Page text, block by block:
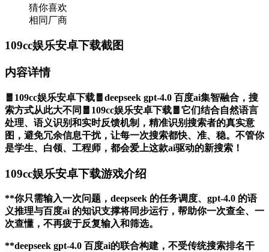
猜你喜欢
相同厂商
109cc娱乐安卓下载截图
内容详情
🧧109cc娱乐安卓下载🧧deepseek gpt-4.0 百度ai集智融合，搜
索方式从此大不同🧧109cc娱乐安卓下载🧧它们结合自然语言
处理、语义识别和实时反馈机制，精准识别搜索者的真实意
图，避免冗余信息干扰，让每一次搜索都快、准、稳。不管你
是学生、白领、工程师，都会爱上这款ai驱动的新搜索！
109cc娱乐安卓下载游戏介绍
**你只需输入一次问题，deepseek 的任务调度、gpt-4.0 的语
义推理与百度ai 的知识支撑将同步运行，帮助你一次查全、一
次查懂，不再疲于反复输入和筛选。
**deepseek gpt-4.0 百度ai的联合构建，不受传统搜索排名干